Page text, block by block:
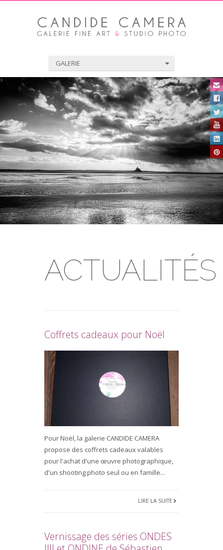
GALERIE
ACTUALITÉS
Coffrets cadeaux pour Noël
Pour Noël, la galerie CANDIDE CAMERA
propose des coffrets cadeaux valables
pour l'achat d'une œuvre photographique,
d'un shooting photo seul ou en famille...
LIRE LA SUITE
Vernissage des séries ONDES